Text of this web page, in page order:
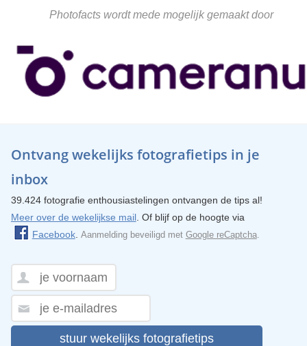
Photofacts wordt mede mogelijk gemaakt door
Ontvang wekelijks fotografietips in je
inbox
39.424 fotografie enthousiastelingen ontvangen de tips al!
Meer over de wekelijkse mail. Of blijf op de hoogte via
Facebook. Aanmelding beveiligd met Google reCaptcha.
stuur wekelijks fotografietips